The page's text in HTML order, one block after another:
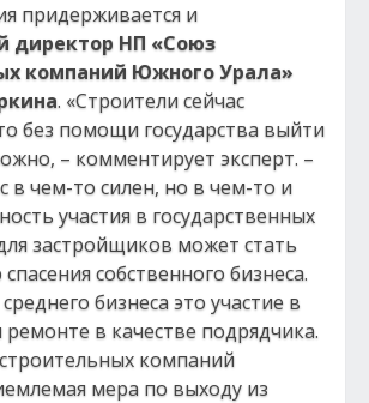
придерживается и
директор НП «Союз
компаний Южного Урала»
. «Строители сейчас
без помощи государства выйти
– комментирует эксперт. –
в чем-то силен, но в чем-то и
участия в государственных
застройщиков может стать
собственного бизнеса.
бизнеса это участие в
в качестве подрядчика.
компаний
мера по выходу из